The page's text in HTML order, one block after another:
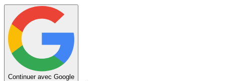
Continuer avec Google